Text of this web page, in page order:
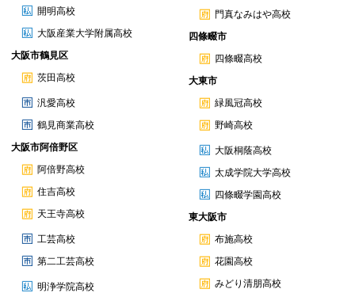
開明高校
大阪産業大学附属高校
大阪市鶴見区
茨田高校
汎愛高校
鶴見商業高校
大阪市阿倍野区
阿倍野高校
住吉高校
天王寺高校
工芸高校
第二工芸高校
明浄学院高校
門真なみはや高校
四條畷市
四條畷高校
大東市
緑風冠高校
野崎高校
大阪桐蔭高校
太成学院大学高校
四條畷学園高校
東大阪市
布施高校
花園高校
みどり清朋高校